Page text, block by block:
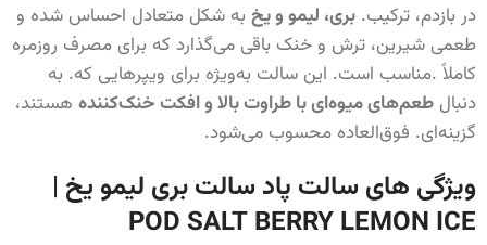
در بازدم، ترکیب. بری، لیمو و یخ به شکل متعادل احساس شده و
طعمی شیرین، ترش و خنک باقی می‌گذارد که برای مصرف روزمره
کاملاً .مناسب است. این سالت به‌ویژه برای ویپرهایی که. به
دنبال طعم‌های میوه‌ای با طراوت بالا و افکت خنک‌کننده هستند،
گزینه‌ای. فوق‌العاده محسوب می‌شود.
ویژگی های سالت پاد سالت بری لیمو یخ |
POD SALT BERRY LEMON ICE